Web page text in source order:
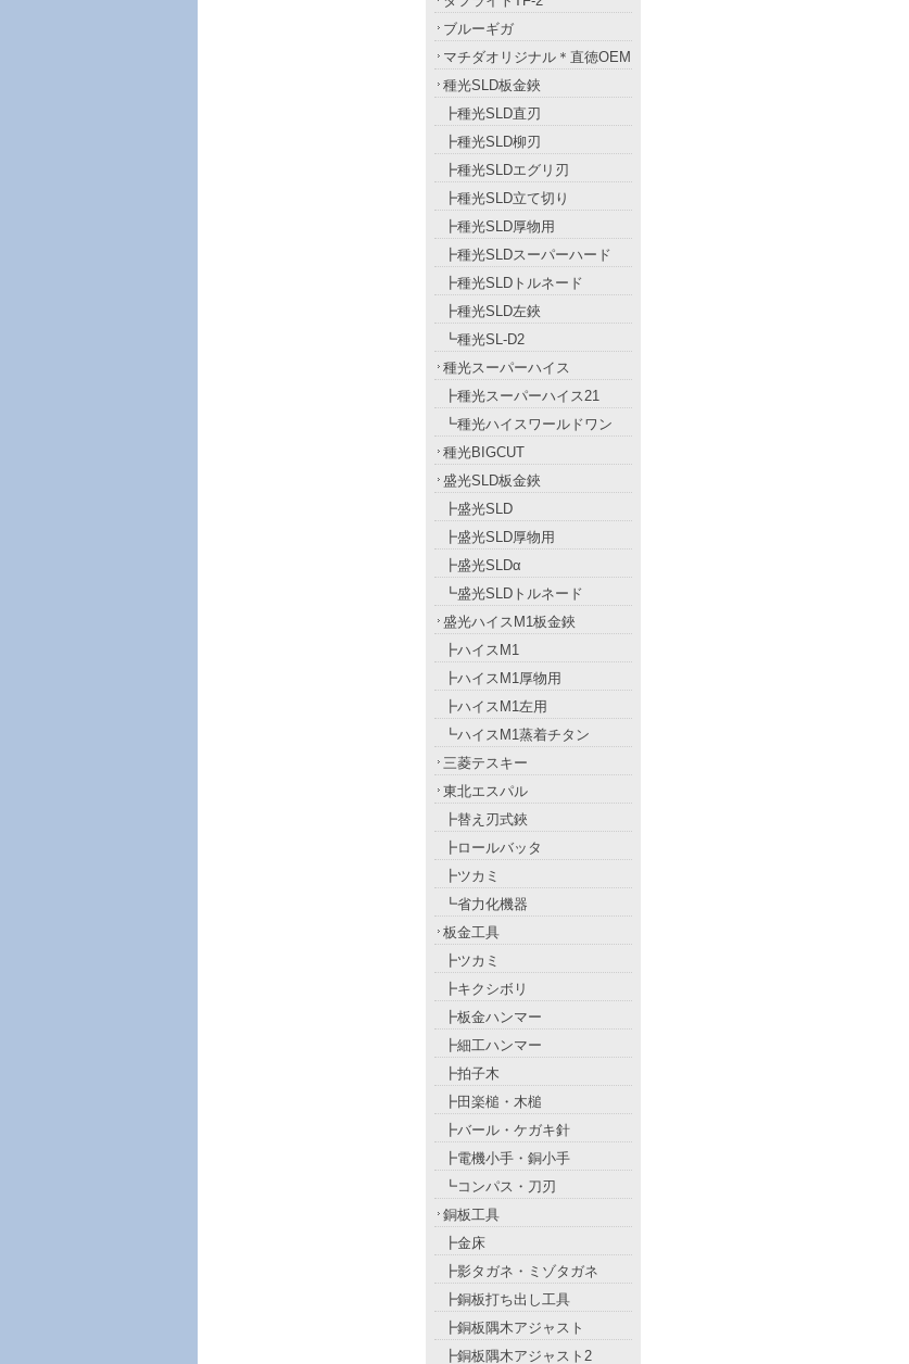
ブルーギガ
マチダオリジナル＊直徳OEM
種光SLD板金鋏
┣種光SLD直刃
┣種光SLD柳刃
┣種光SLDエグリ刃
┣種光SLD立て切り
┣種光SLD厚物用
┣種光SLDスーパーハード
┣種光SLDトルネード
┣種光SLD左鋏
┗種光SL-D2
種光スーパーハイス
┣種光スーパーハイス21
┗種光ハイスワールドワン
種光BIGCUT
盛光SLD板金鋏
┣盛光SLD
┣盛光SLD厚物用
┣盛光SLDα
┗盛光SLDトルネード
盛光ハイスM1板金鋏
┣ハイスM1
┣ハイスM1厚物用
┣ハイスM1左用
┗ハイスM1蒸着チタン
三菱テスキー
東北エスパル
┣替え刃式鋏
┣ロールバッタ
┣ツカミ
┗省力化機器
板金工具
┣ツカミ
┣キクシボリ
┣板金ハンマー
┣細工ハンマー
┣拍子木
┣田楽槌・木槌
┣バール・ケガキ針
┣電機小手・銅小手
┗コンパス・刀刃
銅板工具
┣金床
┣影タガネ・ミゾタガネ
┣銅板打ち出し工具
┣銅板隅木アジャスト
┣銅板隅木アジャスト2